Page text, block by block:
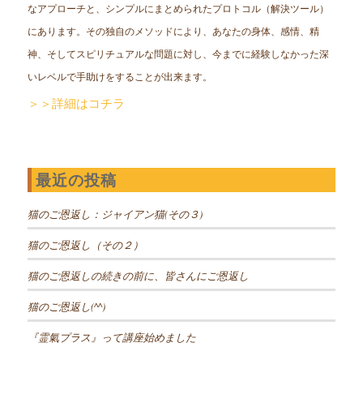
なアプローチと、シンプルにまとめられたプロトコル（解決ツール）
にあります。その独自のメソッドにより、あなたの身体、感情、精
神、そしてスピリチュアルな問題に対し、今までに経験しなかった深
いレベルで手助けをすることが出来ます。
＞＞詳細はコチラ
最近の投稿
猫のご恩返し：ジャイアン猫(その３)
猫のご恩返し（その２）
猫のご恩返しの続きの前に、皆さんにご恩返し
猫のご恩返し(^^)
『霊氣プラス』って講座始めました